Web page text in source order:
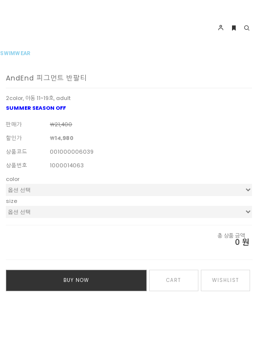
SWIMWEAR
AndEnd 피그먼트 반팔티
2color, 아동 11~19호, adult
SUMMER SEASON OFF
판매가
￦21,400
할인가
￦14,980
상품코드
001000006039
상품번호
1000014063
color
size
총 상품 금액
0 원
BUY NOW CART WISHLIST